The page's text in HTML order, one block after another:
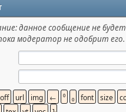
данное сообщение не будет
модератор не одобрит его.